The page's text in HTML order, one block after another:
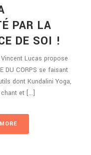
PAR LA
DE SOI !
Lucas propose
DU CORPS se faisant
dont Kundalini Yoga,
et [...]